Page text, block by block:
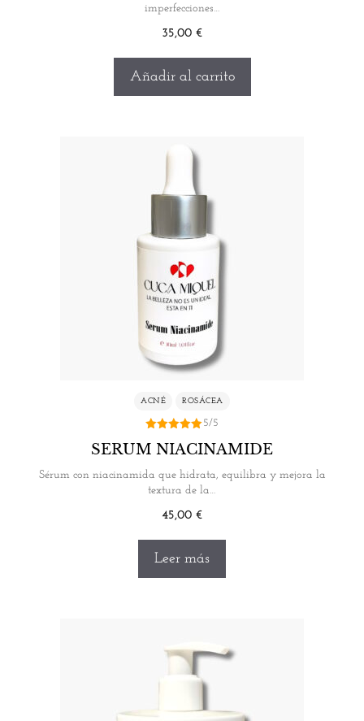
imperfecciones…
35,00 €
Añadir al carrito
ACNÉ ROSÁCEA
de 5
5/5
SERUM NIACINAMIDE
Sérum con niacinamida que hidrata, equilibra y mejora la
textura de la…
45,00 €
Leer más